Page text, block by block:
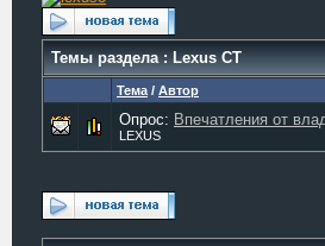
Темы раздела: Lexus CT
Тема / Автор
Опрос: Впечатления от
LEXUS